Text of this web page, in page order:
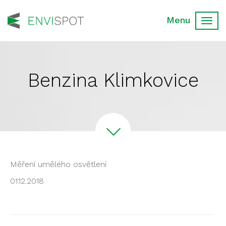
Benzina Klimkovice
Měření umělého osvětlení
01.12.2018